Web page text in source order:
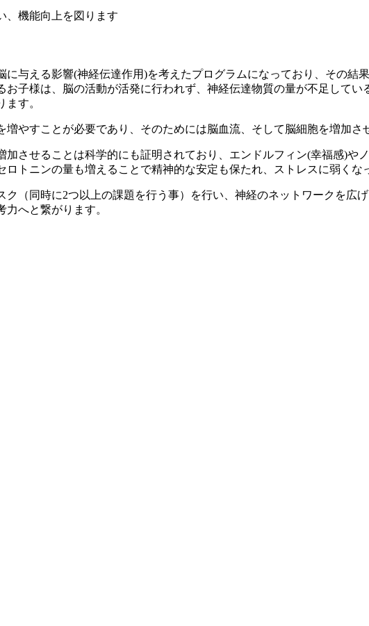
、機能向上を図ります
与える影響(神経伝達作用)を考えたプログラムになっており、その結
子様は、脳の活動が活発に行われず、神経伝達物質の量が不足して
す。
やすことが必要であり、そのためには脳血流、そして脳細胞を増加さ
させることは科学的にも証明されており、エンドルフィン(幸福感)や
トニンの量も増えることで精神的な安定も保たれ、ストレスに弱くな
ク（同時に2つ以上の課題を行う事）を行い、神経のネットワークを広
へと繋がります。